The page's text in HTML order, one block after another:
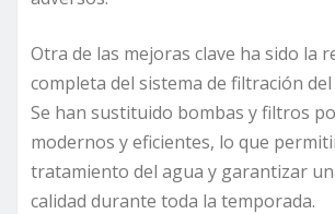
Otra de las mejoras clave ha sido la
completa del sistema de filtración
Se han sustituido bombas y filtros
modernos y eficientes, lo que
tratamiento del agua y garantizar
calidad durante toda la temporada.